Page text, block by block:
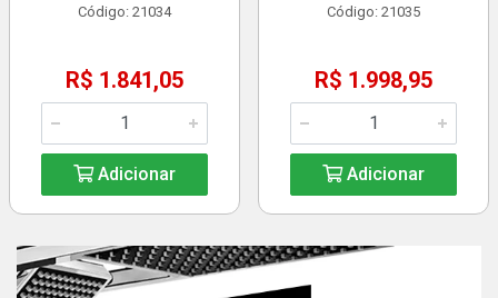
Código: 21034
R$ 1.841,05
Adicionar
Código: 21035
R$ 1.998,95
Adicionar